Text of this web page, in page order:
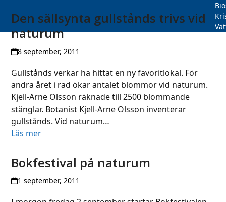
Den sällsynta gullstånds trivs vid
naturum
8 september, 2011
Gullstånds verkar ha hittat en ny favoritlokal. För
andra året i rad ökar antalet blommor vid naturum.
Kjell-Arne Olsson räknade till 2500 blommande
stänglar. Botanist Kjell-Arne Olsson inventerar
gullstånds. Vid naturum…
Läs mer
Bokfestival på naturum
1 september, 2011